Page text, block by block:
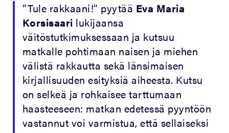
”Tule rakkaani!” pyytää Eva Maria
Korsisaari lukijaansa
väitöstutkimuksessaan ja kutsuu
matkalle pohtimaan naisen ja miehen
välistä rakkautta sekä länsimaisen
kirjallisuuden esityksiä aiheesta. Kutsu
on selkeä ja rohkaisee tarttumaan
haasteeseen: matkan edetessä pyyntöön
vastannut voi varmistua, että sellaiseksi